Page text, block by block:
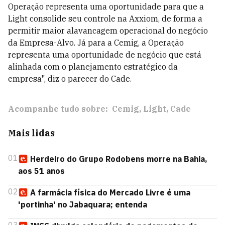
Operação representa uma oportunidade para que a
Light consolide seu controle na Axxiom, de forma a
permitir maior alavancagem operacional do negócio
da Empresa-Alvo. Já para a Cemig, a Operação
representa uma oportunidade de negócio que está
alinhada com o planejamento estratégico da
empresa", diz o parecer do Cade.
Acompanhe tudo sobre: Cemig Light Cade
Mais lidas
01
Herdeiro do Grupo Rodobens morre na Bahia,
aos 51 anos
02
A farmácia física do Mercado Livre é uma
'portinha' no Jabaquara; entenda